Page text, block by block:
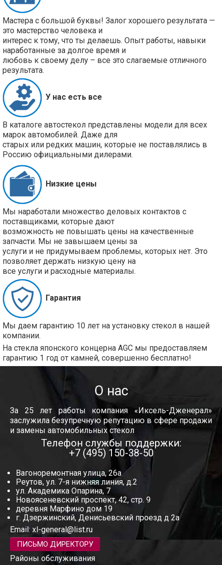
Мастера с большой буквы! Залог хорошего результата —
это мастерство человека и
интерес к тому, что ты делаешь. Опыт работы, навыки
наработанные за долгое время и
любовь к своему делу – все это слагаемые отличного
результата.
У нас есть все
В каталоге автостекол представлены модели для всех
марок автомобилей. Даже для
старых или редких машин, которые не поставлялись в
Россию официальными дилерами.
Низкие цены
Мы наработали множество деловых контактов с
поставщиками, которые дают
возможность не повышать цены на качественные
запчасти. Мы не завышаем цены за
услуги и не придумываем проблемы, которых нет. Это
позволяет держать низкую цену на
все услуги и расходные материалы.
Гарантия
Мы даем гарантию 10 лет на установку стекол в нашей
компании.
На стекла японского концерна AGC мы предоставляем
гарантию 1 год от камней, совершенно бесплатно!
О нас
За 25 лет работы компания «Иксель-Дженерал»
заслужила безупречную репутацию в сфере продажи
и замены автомобильных стекол
Телефон службы поддержки:
+7 (495) 150-38-50
Вагоноремонтная улица, 26а
Реутов, ул. 7-я нижняя линия, д.2
ул. Академика Опарина, 7
Новоясеневский проспект, 42, стр. 9
деревня Марфино дом 19
г. Дзержинский, Денисьевский проезд д 2а
Email: xl-general@list.ru
ПИСЬМО ДИРЕКТОРУ
Районы обслуживания